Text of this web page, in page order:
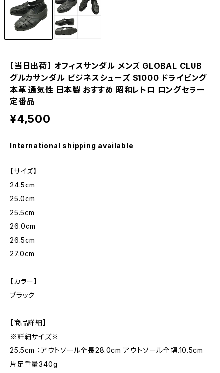
【当日出荷】 オフィスサンダル メンズ GLOBAL CLUB
グルカサンダル ビジネスシューズ S1000 ドライビング
本革 通気性 日本製 おすすめ 昭和レトロ ロングセラー
定番品
¥4,500
International shipping available
【サイズ】
24.5cm
25.0cm
25.5cm
26.0cm
26.5cm
27.0cm
【カラー】
ブラック
【商品詳細】
※詳細サイズ※
25.5cm ：アウトソール全長28.0cm アウトソール全幅.10.5cm
片足重量340g